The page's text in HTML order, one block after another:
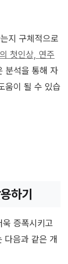
지 구체적으로
첫인상, 연주
분석을 통해 자
움이 될 수 있습
하기
증폭시키고
다음과 같은 개